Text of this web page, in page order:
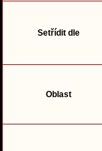
Setřídit dle
Oblast